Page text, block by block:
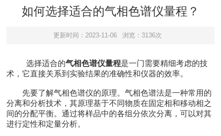
如何选择适合的气相色谱仪量程？
更新时间：2023-11-06 浏览：3136次
选择适合的气相色谱仪量程是一门需要精细考虑的技
术，它直接关系到实验结果的准确性和仪器的效率。
先要了解气相色谱仪的原理。气相色谱法是一种常用的
分离和分析技术，其原理基于不同物质在固定相和移动相之
间的分配平衡。通过将样品中的各组分依次分离，可以对其
进行定性和定量分析。